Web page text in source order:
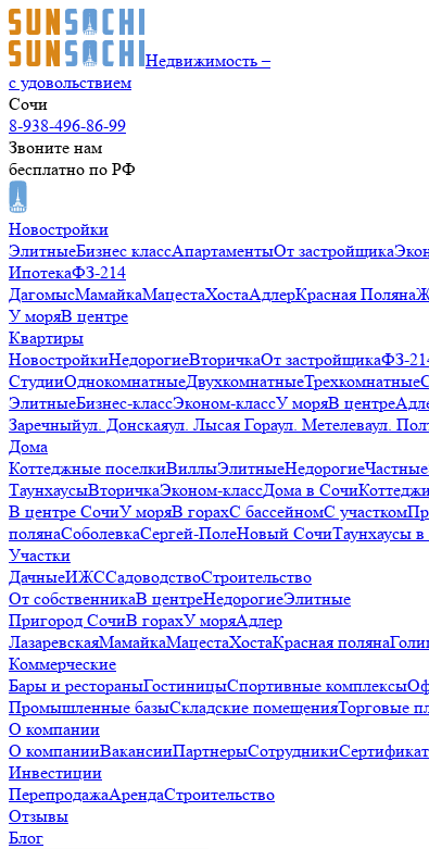
Недвижимость –
с удовольствием
Сочи
8-938-496-86-99
Звоните нам
бесплатно по РФ
Новостройки
ЭлитныеБизнес классАпартаментыОт застройщика
ИпотекаФЗ-214
ДагомысМамайкаМацестаХостаАдлерКрасная Поляна
У моряВ центре
Квартиры
НовостройкиНедорогиеВторичкаОт застройщикаФЗ-
СтудииОднокомнатныеДвухкомнатныеТрехкомнатные
ЭлитныеБизнес-классЭконом-классУ моряВ центре
Заречныйул. Донскаяул. Лысая Гораул. Метелеваул.
Дома
Коттеджные поселкиВиллыЭлитныеНедорогиеЧастные
ТаунхаусыВторичкаЭконом-классДома в Сочи
В центре СочиУ моряВ горахС бассейномС участком
полянаСоболевкаСергей-ПолеНовый СочиТаунхаусы
Участки
ДачныеИЖССадоводствоСтроительство
От собственникаВ центреНедорогиеЭлитные
Пригород СочиВ горахУ моряАдлер
ЛазаревскаяМамайкаМацестаХостаКрасная поляна
Коммерческие
Бары и рестораныГостиницыСпортивные комплексы
Промышленные базыСкладские помещенияТорговые
О компании
О компанииВакансииПартнерыСотрудники
Инвестиции
ПерепродажаАрендаСтроительство
Отзывы
Блог